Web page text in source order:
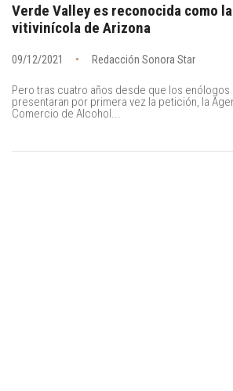
Verde Valley es reconocida como
vitivinícola de Arizona
09/12/2021 Redacción Sonora Star
Pero tras cuatro años desde que los
presentaran por primera vez la petición, la
Comercio de Alcohol...